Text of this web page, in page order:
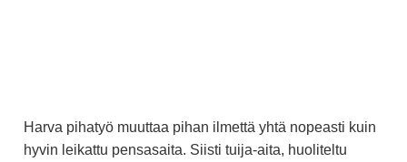
Harva pihatyö muuttaa pihan ilmettä yhtä nopeasti kuin
hyvin leikattu pensasaita. Siisti tuija-aita, huoliteltu